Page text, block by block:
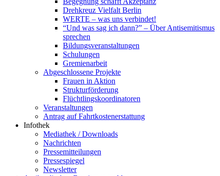
Drehkreuz Vielfalt Berlin
WERTE – was uns verbindet!
“Und was sag ich dann?” – Über Antisemitismus
sprechen
Bildungsveranstaltungen
Schulungen
Gremienarbeit
Abgeschlossene Projekte
Frauen in Aktion
Strukturförderung
Flüchtlingskoordinatoren
Veranstaltungen
Antrag auf Fahrtkostenerstattung
Infothek
Mediathek / Downloads
Nachrichten
Pressemitteilungen
Pressespiegel
Newsletter